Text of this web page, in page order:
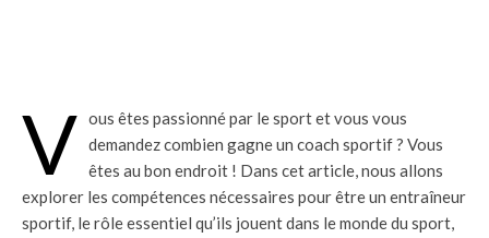
V ous êtes passionné par le sport et vous vous
demandez combien gagne un coach sportif ? Vous
êtes au bon endroit ! Dans cet article, nous allons
explorer les compétences nécessaires pour être un entraîneur
sportif, le rôle essentiel qu’ils jouent dans le monde du sport,